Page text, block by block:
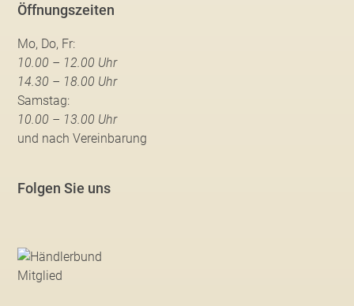
Öffnungszeiten
Mo, Do, Fr:
10.00 – 12.00 Uhr
14.30 – 18.00 Uhr
Samstag:
10.00 – 13.00 Uhr
und nach Vereinbarung
Folgen Sie uns